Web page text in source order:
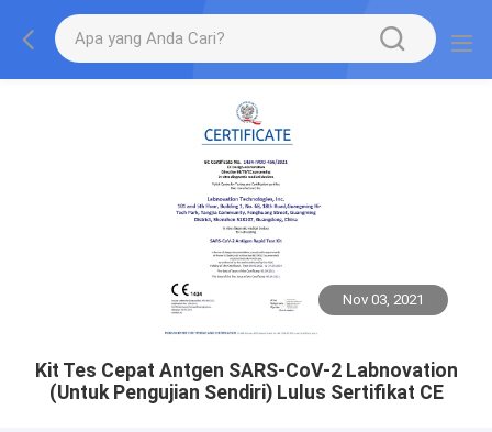
Nov 03, 2021
Kit Tes Cepat Antgen SARS-CoV-2 Labnovation
(Untuk Pengujian Sendiri) Lulus Sertifikat CE